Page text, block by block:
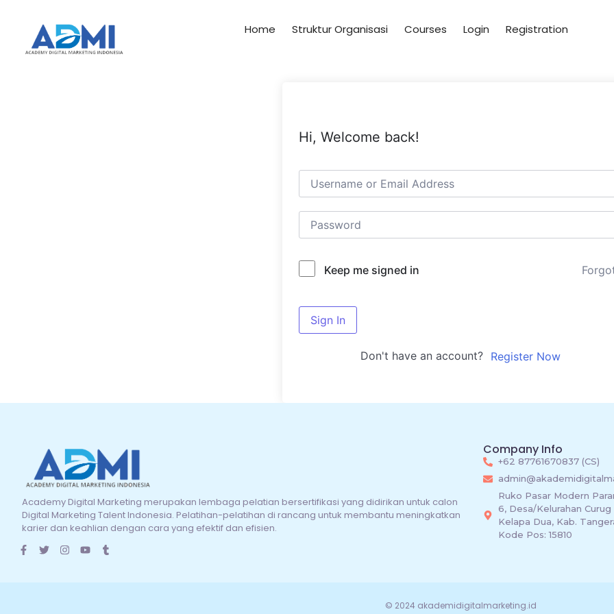
Home Struktur Organisasi Courses Login Registration
Hi, Welcome back!
Keep me signed in
Sign In
Don't have an account? Register Now
Academy Digital Marketing merupakan lembaga pelatian bersertifikasi yang didirikan untuk calon
Digital Marketing Talent Indonesia. Pelatihan-pelatihan di rancang untuk membantu meningkatkan
karier dan keahlian dengan cara yang efektif dan efisien.
Company Info
+62 87761670837 (CS)
Ruko Pasar Modern
6, Desa/Kelurahan
Kelapa Dua, Kab.
Kode Pos: 15810
© 2024 akademidigitalmarketing.id